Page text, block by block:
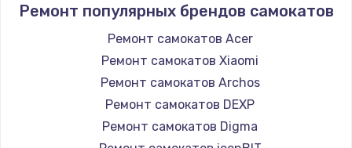
Замена / ремонт электронного модуля
управления
600 руб.
Замена конфорки
Ремонт популярных брендов самокатов
Ремонт самокатов Acer
Ремонт самокатов Xiaomi
Ремонт самокатов Archos
Ремонт самокатов DEXP
Ремонт самокатов Digma